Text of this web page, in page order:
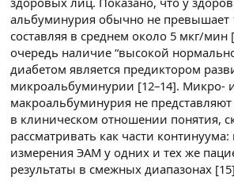
альбуминурия обычно не превышает
составляя в среднем около 5 мкг/мин
очередь наличие “высокой
диабетом является предиктором
микроальбуминурии [12–14]. Микро-
макроальбуминурия не
в клиническом отношении понятия,
рассматривать как части
измерения ЭАМ у одних и тех же
результаты в смежных диапазонах